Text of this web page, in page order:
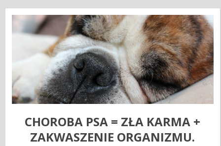
CHOROBA PSA = ZŁA KARMA +
ZAKWASZENIE ORGANIZMU.